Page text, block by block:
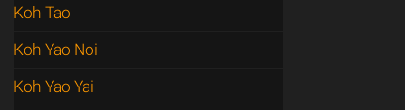
Koh Tao
Koh Yao Noi
Koh Yao Yai